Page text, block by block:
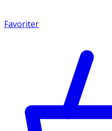
Favoriter